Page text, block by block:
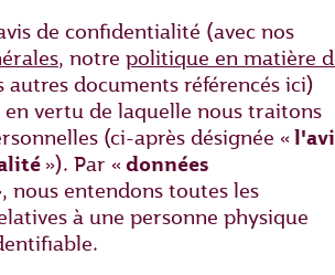
de confidentialité (avec nos
, notre politique en matière
autres documents référencés ici)
vertu de laquelle nous traitons
(ci-après désignée «
»). Par « données
nous entendons toutes les
à une personne physique